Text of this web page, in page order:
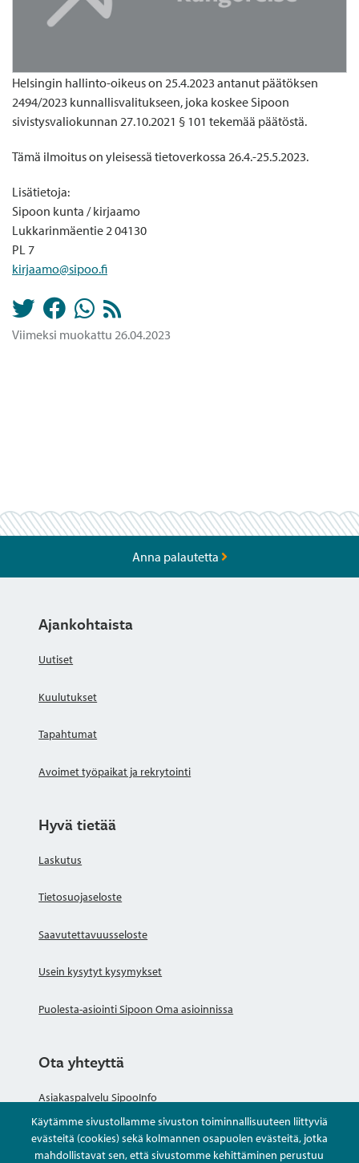
Helsingin hallinto-oikeus on 25.4.2023 antanut päätöksen
2494/2023 kunnallisvalitukseen, joka koskee Sipoon
sivistysvaliokunnan 27.10.2021 § 101 tekemää päätöstä.
Tämä ilmoitus on yleisessä tietoverkossa 26.4.-25.5.2023.
Lisätietoja:
Sipoon kunta / kirjaamo
Lukkarinmäentie 2 04130
PL 7
kirjaamo@sipoo.fi
Viimeksi muokattu 26.04.2023
Käytämme sivustollamme sivuston toiminnallisuuteen liittyviä
evästeitä (cookies) sekä kolmannen osapuolen evästeitä, jotka
mahdollistavat sen, että sivustomme kehittäminen perustuu
Anna palautetta
Ajankohtaista
Uutiset
Kuulutukset
Tapahtumat
Avoimet työpaikat ja rekrytointi
Hyvä tietää
Laskutus
Tietosuojaseloste
Saavutettavuusseloste
Usein kysytyt kysymykset
Puolesta-asiointi Sipoon Oma asioinnissa
Ota yhteyttä
Asiakaspalvelu SipooInfo
Anna palautetta nimettömästi